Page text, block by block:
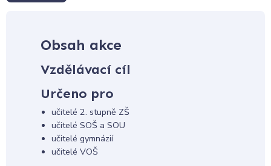
Obsah akce
Vzdělávací cíl
Určeno pro
učitelé 2. stupně ZŠ
učitelé SOŠ a SOU
učitelé gymnázií
učitelé VOŠ